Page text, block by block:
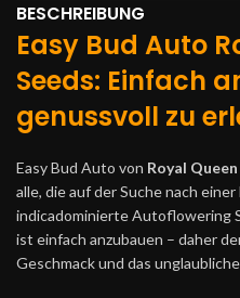
BESCHREIBUNG
Easy Bud Auto
Seeds: Einfach
genussvoll zu
Easy Bud Auto von Royal
alle, die auf der Suche nach
indicadominierte Autoflowering
ist einfach anzubauen – daher
Geschmack und das